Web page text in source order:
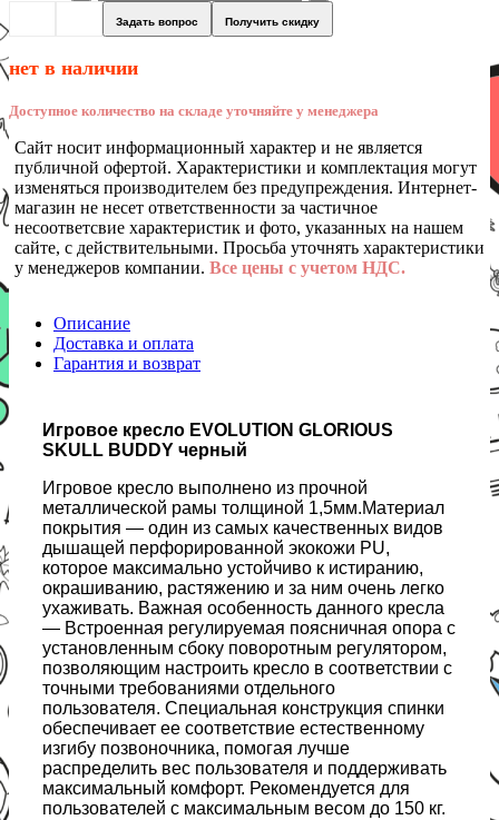
Задать вопрос Получить скидку
нет в наличии
Доступное количество на складе уточняйте у менеджера
Сайт носит информационный характер и не является
публичной офертой. Характеристики и комплектация могут
изменяться производителем без предупреждения. Интернет-
магазин не несет ответственности за частичное
несоответсвие характеристик и фото, указанных на нашем
сайте, с действительными. Просьба уточнять характеристики
у менеджеров компании. Все цены с учетом НДС.
Описание
Доставка и оплата
Гарантия и возврат
Игровое кресло EVOLUTION GLORIOUS
SKULL BUDDY черный
Игровое кресло выполнено из прочной
металлической рамы толщиной 1,5мм.Материал
покрытия — один из самых качественных видов
дышащей перфорированной экокожи PU,
которое максимально устойчиво к истиранию,
окрашиванию, растяжению и за ним очень легко
ухаживать. Важная особенность данного кресла
— Встроенная регулируемая поясничная опора с
установленным сбоку поворотным регулятором,
позволяющим настроить кресло в соответствии с
точными требованиями отдельного
пользователя. Специальная конструкция спинки
обеспечивает ее соответствие естественному
изгибу позвоночника, помогая лучше
распределить вес пользователя и поддерживать
максимальный комфорт. Рекомендуется для
пользователей с максимальным весом до 150 кг.